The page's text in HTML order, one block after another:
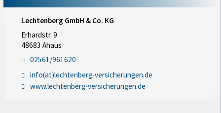
Lechtenberg GmbH & Co. KG
Erhardstr. 9
48683 Ahaus
02561/961620
info(at)lechtenberg-versicherungen.de
www.lechtenberg-versicherungen.de